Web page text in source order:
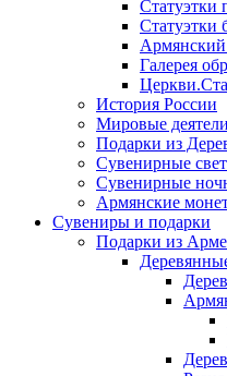
Статуэтки
Статуэтки
Галерея
История России
Мировые деятели
Подарки из
Сувенирные
Сувенирные
Армянские
Сувениры и подарки
Подарки из